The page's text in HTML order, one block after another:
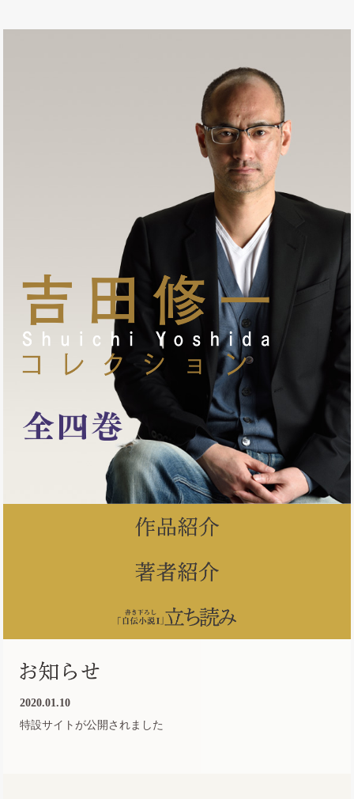
2020.01.10
特設サイトが公開されました